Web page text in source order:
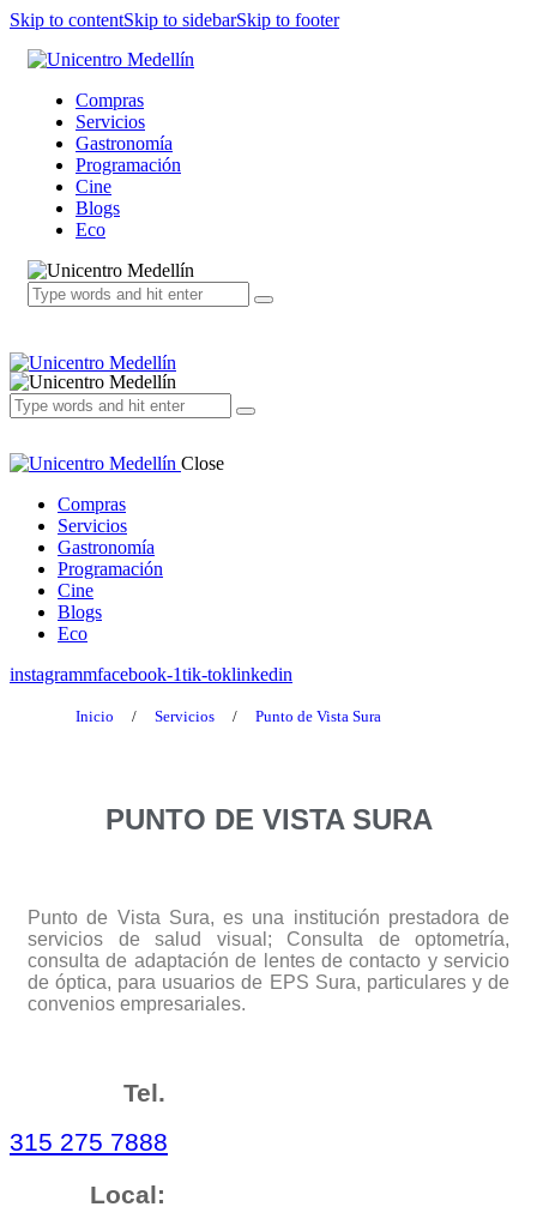
Skip to contentSkip to sidebarSkip to footer
Compras
Servicios
Gastronomía
Programación
Cine
Blogs
Eco
Close
Compras
Servicios
Gastronomía
Programación
Cine
Blogs
Eco
instagrammfacebook-1tik-toklinkedin
Inicio / Servicios / Punto de Vista Sura
PUNTO DE VISTA SURA
Punto de Vista Sura, es una institución prestadora de
servicios de salud visual; Consulta de optometría,
consulta de adaptación de lentes de contacto y servicio
de óptica, para usuarios de EPS Sura, particulares y de
convenios empresariales.
Tel.
315 275 7888
Local: